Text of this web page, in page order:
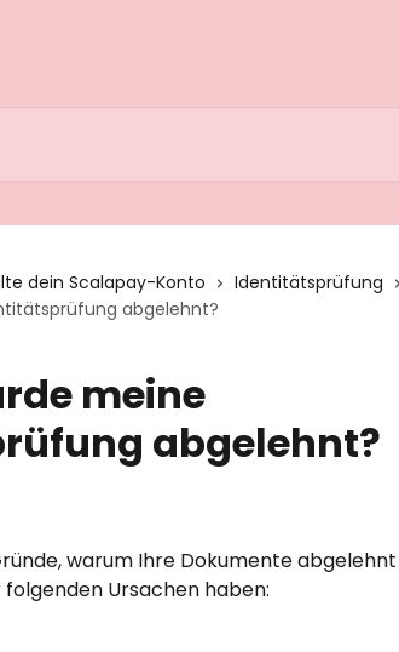
dein Scalapay-Konto
Identitätsprüfung
abgelehnt?
meine
abgelehnt?
warum Ihre Dokumente
Ursachen haben: